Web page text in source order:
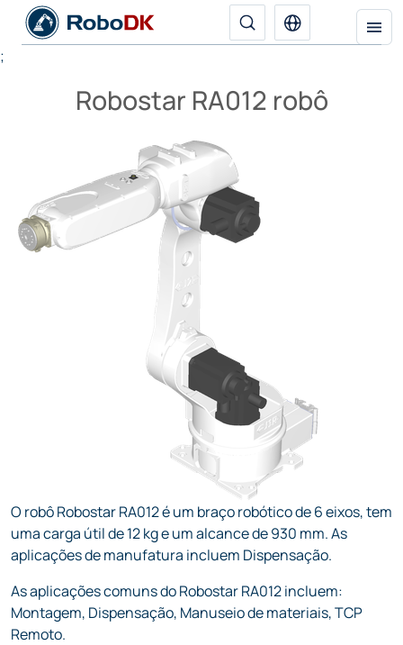
;
Robostar RA012 robô
O robô Robostar RA012 é um braço robótico de 6 eixos, tem
uma carga útil de 12 kg e um alcance de 930 mm. As
aplicações de manufatura incluem Dispensação.
As aplicações comuns do Robostar RA012 incluem:
Montagem, Dispensação, Manuseio de materiais, TCP
Remoto.